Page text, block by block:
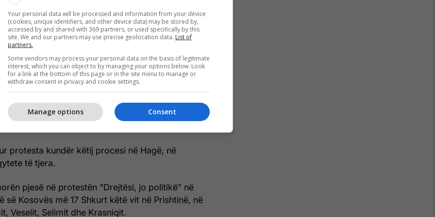
dëshmuan në këtë gjyq, ndërsa u pranuam me
të dëshmitarëve të tjerë.
të UÇK-së ka hasur në kundërshtime të
pasi është parë si e njëanshme, pasi që në të nuk
kryera nga serbët në territorin e Kosovës.
Kosovë janë vendosur pankarte e pllakate të
“Liria ka emër” dhe fotografi të ish-krerëve të
protesta kundër këtij procesi në Hagë, në
të tjera.
pjesë në protestën “Drejtësi, jo politikë” në
së Kosovës më 17 Shkurt këtë vit në Prishtinë, në
Veselit, Selimit dhe Krasniqit.
Your personal data will be processed and information from your device
(cookies, unique identifiers, and other device data) may be stored by,
accessed by and shared with 369 partners, or used specifically by this
site. We and our partners may use precise geolocation data. List of
partners.
Some vendors may process your personal data on the basis of legitimate
interest, which you can object to by managing your options below. Look
for a link at the bottom of this page or in the site menu to manage or
withdraw consent in privacy and cookie settings.
Consent
Manage options